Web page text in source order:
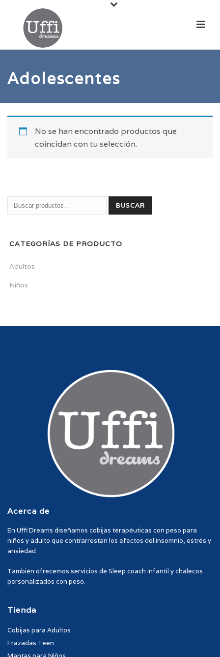
Adolescentes
No se han encontrado productos que
coincidan con tu selección.
Buscar
por:
BUSCAR
CATEGORÍAS DE PRODUCTO
Adultos
Niños
Acerca de
En Uffi Dreams diseñamos cobijas terapéuticas con peso para
niños y adulto que contrarrestan los efectos del insomnio, estrés y
ansiedad.
También ofrecemos servicios de Sleep coach infantil y chalecos
personalizados con peso.
Tienda
Cobijas para Adultos
Frazadas Teen